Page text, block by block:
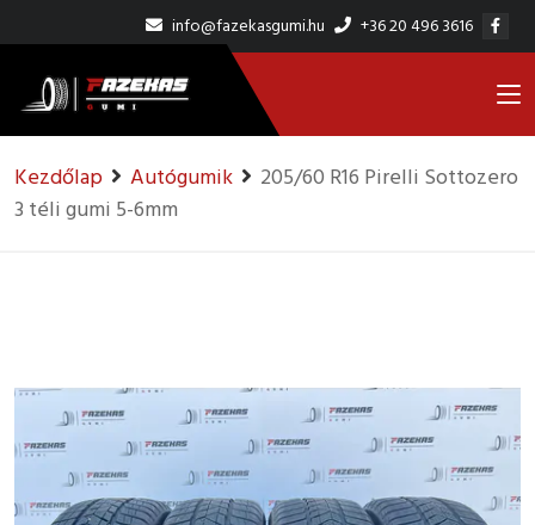
info@fazekasgumi.hu +36 20 496 3616
Kezdőlap Autógumik
205/60 R16 Pirelli Sottozero
3 téli gumi 5-6mm